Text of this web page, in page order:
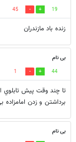
19
45
زنده باد مازندران
بی نام
44
1
تا چند وقت پيش تابلوي
برداشتن و زدن
بی نام